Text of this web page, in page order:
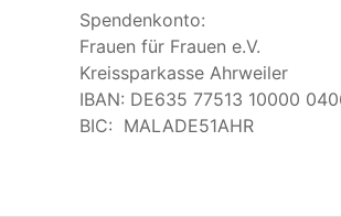
Spendenkonto:
Frauen für Frauen e.V.
Kreissparkasse Ahrweiler
IBAN: DE635 77513 10000
BIC: MALADE51AHR